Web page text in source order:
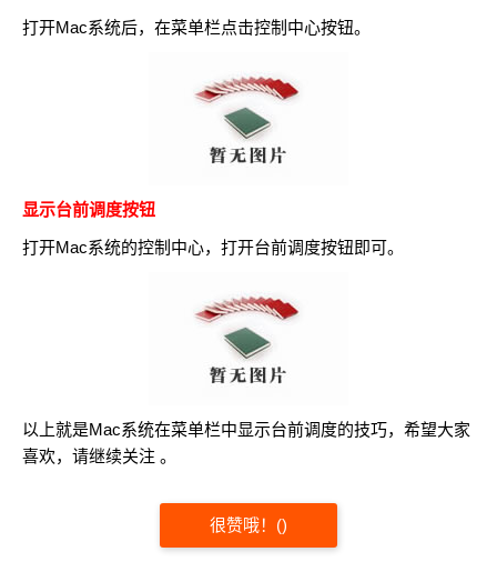
打开Mac系统后，在菜单栏点击控制中心按钮。
显示台前调度按钮
打开Mac系统的控制中心，打开台前调度按钮即可。
以上就是Mac系统​在菜单栏中显示台前调度的技巧，希望大家
喜欢，请继续关注 。
很赞哦！ ()